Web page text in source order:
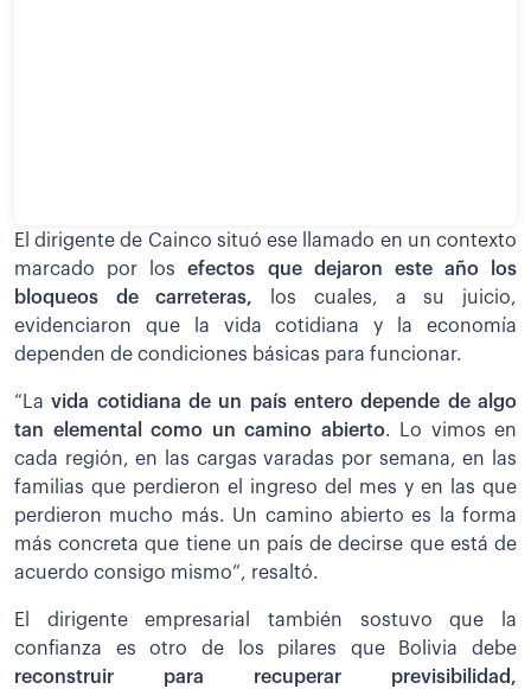
El dirigente de Cainco situó ese llamado en un contexto
marcado por losefectos que dejaron este año los
bloqueos de carreteras, los cuales, a su juicio,
evidenciaron que la vida cotidiana y la economía
dependen de condiciones básicas para funcionar.
“La vida cotidiana de un país entero depende de algo
tan elemental como un camino abierto. Lo vimos en
cada región, en las cargas varadas por semana, en las
familias que perdieron el ingreso del mes y en las que
perdieron mucho más. Un camino abierto es la forma
más concreta que tiene un país de decirse que está de
acuerdo consigo mismo”, resaltó.
El dirigente empresarial también sostuvo que la
confianza es otro de los pilares que Bolivia debe
reconstruir para recuperar previsibilidad,